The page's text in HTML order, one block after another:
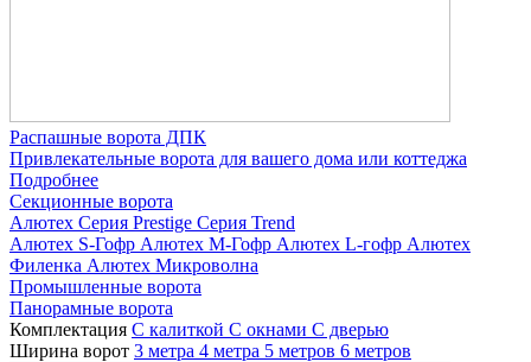
Распашные ворота ДПК
Привлекательные ворота для вашего дома или коттеджа
Подробнее
Секционные ворота
Алютех Серия Prestige Серия Trend
Алютех S-Гофр Алютех M-Гофр Алютех L-гофр Алютех
Филенка Алютех Микроволна
Промышленные ворота
Панорамные ворота
Комплектация С калиткой С окнами C дверью
Ширина ворот 3 метра 4 метра 5 метров 6 метров